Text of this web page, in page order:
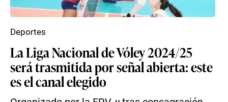
La Liga Nacional de Vóley 2024/25
será trasmitida por señal abierta: este
es el canal elegido
Deportes